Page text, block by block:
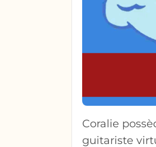
Coralie
guitariste